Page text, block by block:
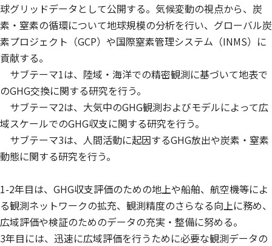
球グリッドデータとして公開する。気候変動の視点から、炭
素・窒素の循環について地球規模の分析を行い、グローバル炭
素プロジェクト（GCP）や国際窒素管理システム（INMS）に
貢献する。
サブテーマ1は、陸域・海洋での精密観測に基づいて地表で
のGHG交換に関する研究を行う。
サブテーマ2は、大気中のGHG観測およびモデルによって広
域スケールでのGHG収支に関する研究を行う。
サブテーマ3は、人間活動に起因するGHG放出や炭素・窒素
動態に関する研究を行う。
1-2年目は、GHG収支評価のための地上や船舶、航空機等によ
る観測ネットワークの拡充、観測精度のさらなる向上に務め、
広域評価や検証のためのデータの充実・整備に努める。
3年目には、迅速に広域評価を行うために必要な観測データの